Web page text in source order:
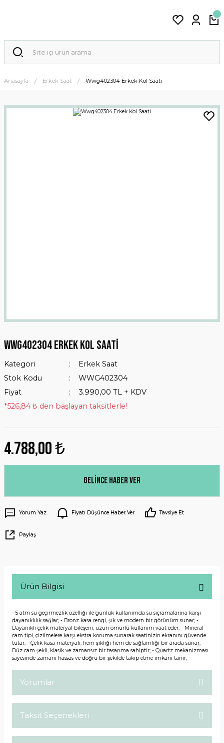
Anasayfa Erkek Saat Wwg402304 Erkek Kol Saati
Wwg402304 Erkek Kol Saati
Kategori
Erkek Saat
Stok Kodu
WWG402304
Fiyat
3.990,00 TL + KDV
*526,84 ₺ den başlayan taksitlerle!
4.788,00 ₺
Gelince Haber Ver
Yorum Yaz Fiyatı Düşünce Haber Ver Tavsiye Et
Paylaş
Ürün Bilgisi
- 5 atm su geçirmezlik özelliği ile günlük kullanımda su sıçramalarına karşı
dayanıklılık sağlar; - Bronz kasa rengi, şık ve modern bir görünüm sunar; -
Dayanıklı çelik materyal bileşeni, uzun ömürlü kullanım vaat eder; - Mineral
cam tipi, çizilmelere karşı ekstra koruma sunarak saatinizin ekranını güvende
tutar; - Çelik kasa materyali, hem şıklığı hem de sağlamlığı bir arada sunar; -
Düz cam şekli, klasik ve zamansız bir tasarıma sahiptir; - Quartz mekanizması
sayesinde zamanı hassas ve doğru bir şekilde takip etme imkanı tanır;
Yorumlar
Taksit Seçenekleri